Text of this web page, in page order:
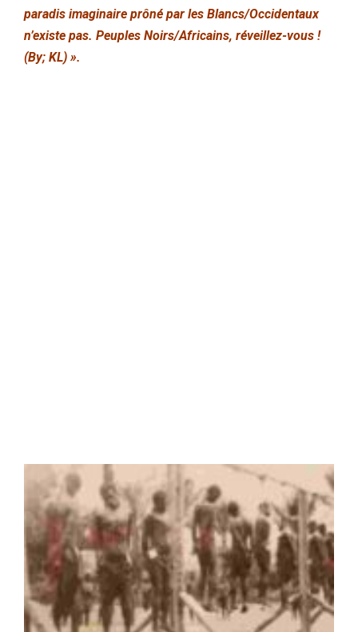
paradis imaginaire prôné par les Blancs/Occidentaux
n’existe pas. Peuples Noirs/Africains, réveillez-vous !
(By; KL) ».